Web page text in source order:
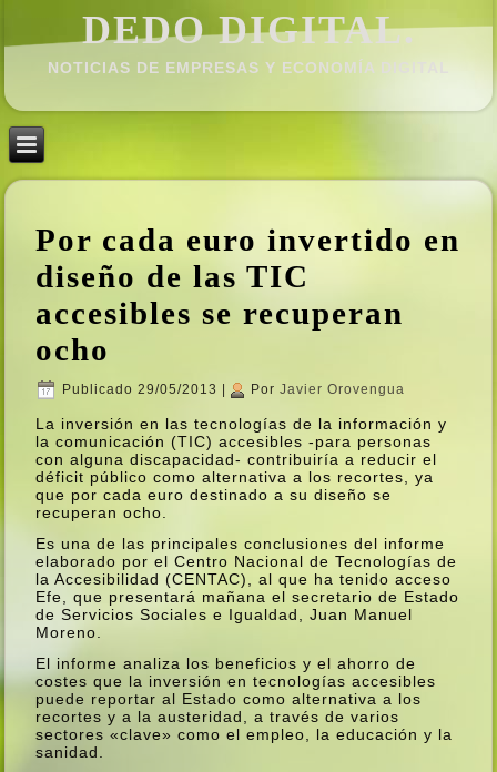
DEDO DIGITAL.
NOTICIAS DE EMPRESAS Y ECONOMÍ­A DIGITAL
Por cada euro invertido en
diseño de las TIC
accesibles se recuperan
ocho
Publicado 29/05/2013 Por Javier Orovengua
La inversión en las tecnologí­as de la información y
la comunicación (TIC) accesibles -para personas
con alguna discapacidad- contribuirí­a a reducir el
déficit público como alternativa a los recortes, ya
que por cada euro destinado a su diseño se
recuperan ocho.
Es una de las principales conclusiones del informe
elaborado por el Centro Nacional de Tecnologí­as de
la Accesibilidad (CENTAC), al que ha tenido acceso
Efe, que presentará mañana el secretario de Estado
de Servicios Sociales e Igualdad, Juan Manuel
Moreno.
El informe analiza los beneficios y el ahorro de
costes que la inversión en tecnologí­as accesibles
puede reportar al Estado como alternativa a los
recortes y a la austeridad, a través de varios
sectores «clave» como el empleo, la educación y la
sanidad.